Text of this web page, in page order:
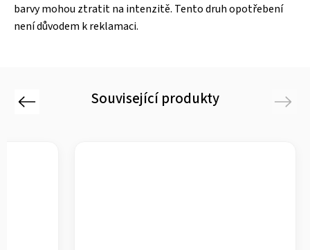
barvy mohou ztratit na intenzitě. Tento druh opotřebení
není důvodem k reklamaci.
Související produkty
Previous Next